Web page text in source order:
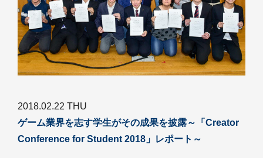
2018.02.22 THU
ゲーム業界を志す学生がその成果を披露～「Creator
Conference for Student 2018」レポート～